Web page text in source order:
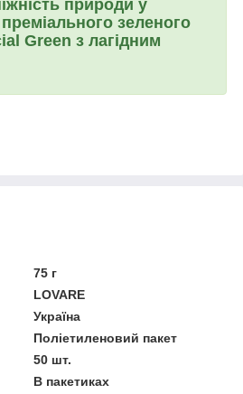
природи у
зеленого
Green з лагідним
75 г
LOVARE
Україна
Поліетиленовий пакет
50 шт.
В пакетиках